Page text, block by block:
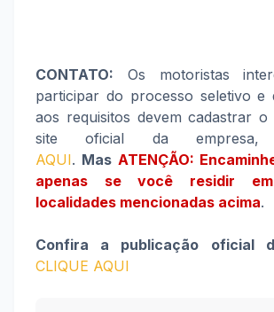
CONTATO: Os motoristas
participar do processo seletivo e
aos requisitos devem cadastrar
site oficial da
AQUI. Mas ATENÇÃO:
apenas se você residir
localidades mencionadas acima.
Confira a publicação oficial
CLIQUE AQUI